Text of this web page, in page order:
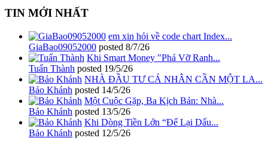
TIN MỚI NHẤT
em xin hỏi về code chart Index...
GiaBao09052000 posted 8/7/26
Khi Smart Money "Phá Vỡ Ranh...
Tuấn Thành posted 19/5/26
NHÀ ĐẦU TƯ CÁ NHÂN CẦN MỘT LA...
Bảo Khánh posted 14/5/26
Một Cuộc Gặp, Ba Kịch Bản: Nhà...
Bảo Khánh posted 13/5/26
Khi Dòng Tiền Lớn “Để Lại Dấu...
Bảo Khánh posted 12/5/26